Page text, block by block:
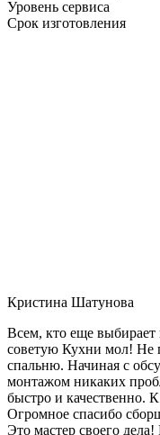
Уровень сервиса
Срок изготовления
Кристина Шатунова
Всем, кто еще выбирает
советую Кухни мол! Не
спальню. Начиная с
монтажом никаких
быстро и качественно.
Огромное спасибо
Это мастер своего